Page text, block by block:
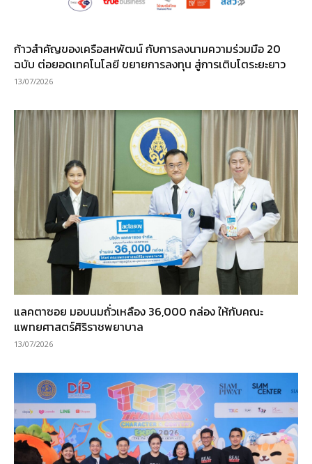
ก้าวสำคัญของเครือสหพัฒน์ กับการลงนามความร่วมมือ 20
ฉบับ ต่อยอดเทคโนโลยี ขยายการลงทุน สู่การเติบโตระยะยาว
13/07/2026
แลคตาซอย มอบนมถั่วเหลือง 36,000 กล่อง ให้กับคณะ
แพทยศาสตร์ศิริราชพยาบาล
13/07/2026